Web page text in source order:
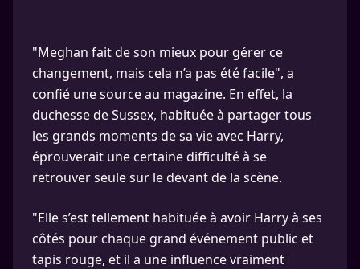
"Meghan fait de son mieux pour gérer ce
changement, mais cela n’a pas été facile", a
confié une source au magazine. En effet, la
duchesse de Sussex, habituée à partager tous
les grands moments de sa vie avec Harry,
éprouverait une certaine difficulté à se
retrouver seule sur le devant de la scène.
"Elle s’est tellement habituée à avoir Harry à ses
côtés pour chaque grand événement public et
tapis rouge, et il a une influence vraiment